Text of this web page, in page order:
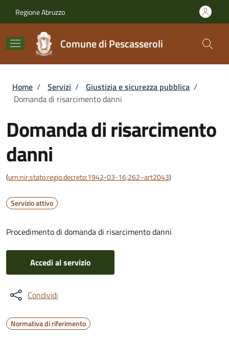
Regione Abruzzo
Comune di Pescasseroli
Briciole di pane
Home / Servizi / Giustizia e sicurezza pubblica /
Domanda di risarcimento danni
Domanda di risarcimento
danni
(urn:nir:stato:regio.decreto:1942-03-16;262~art2043)
Servizio attivo
Procedimento di domanda di risarcimento danni
Accedi al servizio
Condividi
Normativa di riferimento